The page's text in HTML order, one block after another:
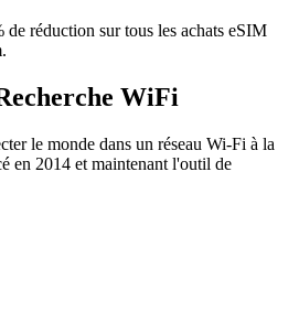
de réduction sur tous les achats eSIM
WiFi
le monde dans un réseau Wi-Fi à la
en 2014 et maintenant l'outil de